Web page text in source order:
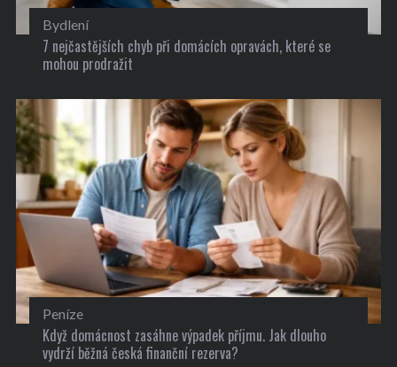
Bydlení
7 nejčastějších chyb při domácích opravách, které se
mohou prodražit
Peníze
Když domácnost zasáhne výpadek příjmu. Jak dlouho
vydrží běžná česká finanční rezerva?